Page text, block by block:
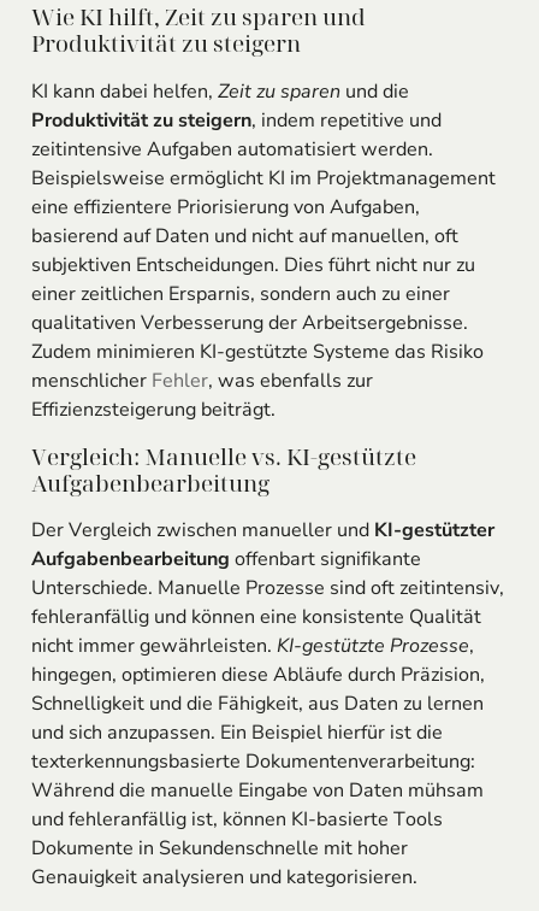
Wie KI hilft, Zeit zu sparen und
Produktivität zu steigern
KI kann dabei helfen, Zeit zu sparenund die
Produktivität zu steigern, indem repetitive und
zeitintensive Aufgaben automatisiert werden.
Beispielsweise ermöglicht KI im Projektmanagement
eine effizientere Priorisierung von Aufgaben,
basierend auf Daten und nicht auf manuellen, oft
subjektiven Entscheidungen. Dies führt nicht nur zu
einer zeitlichen Ersparnis, sondern auch zu einer
qualitativen Verbesserung der Arbeitsergebnisse.
Zudem minimieren KI-gestützte Systeme das Risiko
menschlicher Fehler, was ebenfalls zur
Effizienzsteigerung beiträgt.
Vergleich: Manuelle vs. KI-gestützte
Aufgabenbearbeitung
Der Vergleich zwischen manueller und KI-gestützter
Aufgabenbearbeitung offenbart signifikante
Unterschiede. Manuelle Prozesse sind oft zeitintensiv,
fehleranfällig und können eine konsistente Qualität
nicht immer gewährleisten. KI-gestützte Prozesse,
hingegen, optimieren diese Abläufe durch Präzision,
Schnelligkeit und die Fähigkeit, aus Daten zu lernen
und sich anzupassen. Ein Beispiel hierfür ist die
texterkennungsbasierte Dokumentenverarbeitung:
Während die manuelle Eingabe von Daten mühsam
und fehleranfällig ist, können KI-basierte Tools
Dokumente in Sekundenschnelle mit hoher
Genauigkeit analysieren und kategorisieren.